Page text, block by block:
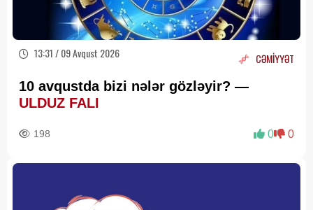
13:31 / 09 Avqust 2026 CƏMİYYƏT
10 avqustda bizi nələr gözləyir? —
ULDUZ FALI
198 0 0